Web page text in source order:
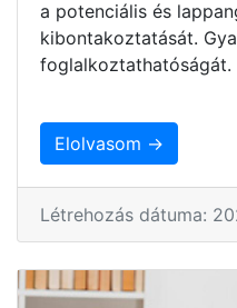
a potenciális és
kibontakoztatását.
foglalkoztathatóságát.
Elolvasom →
Létrehozás dátuma: